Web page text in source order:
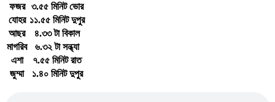
ফজর
৩.৫৫ মিনিট ভোর
যোহর ১১.৫৫ মিনিট দুপুর
আছর
৪.৩৩ টা বিকাল
মাগরিব
৬.৩২ টা সন্ধ্যা
এশা
৭.৫৫ মিনিট রাত
জুম্মা
১.৪০ মিনিট দুপুর